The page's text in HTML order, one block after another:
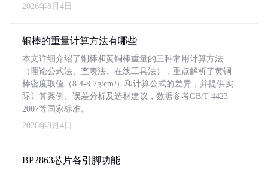
2026年8月4日
铜棒的重量计算方法有哪些
本文详细介绍了铜棒和黄铜棒重量的三种常用计算方法
（理论公式法、查表法、在线工具法），重点解析了黄铜
棒密度取值（8.4-8.7g/cm³）和计算公式的差异，并提供实
际计算案例、误差分析及选材建议，数据参考GB/T 4423-
2007等国家标准。
2026年8月4日
BP2863芯片各引脚功能